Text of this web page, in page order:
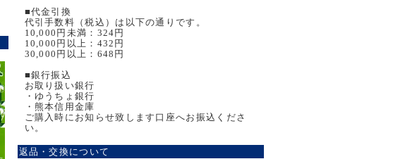
■代金引換
代引手数料（税込）は以下の通りです。
10,000円未満：324円
10,000円以上：432円
30,000円以上：648円
■銀行振込
お取り扱い銀行
・ゆうちょ銀行
・熊本信用金庫
ご購入時にお知らせ致します口座へお振込くださ
い。
返品・交換について